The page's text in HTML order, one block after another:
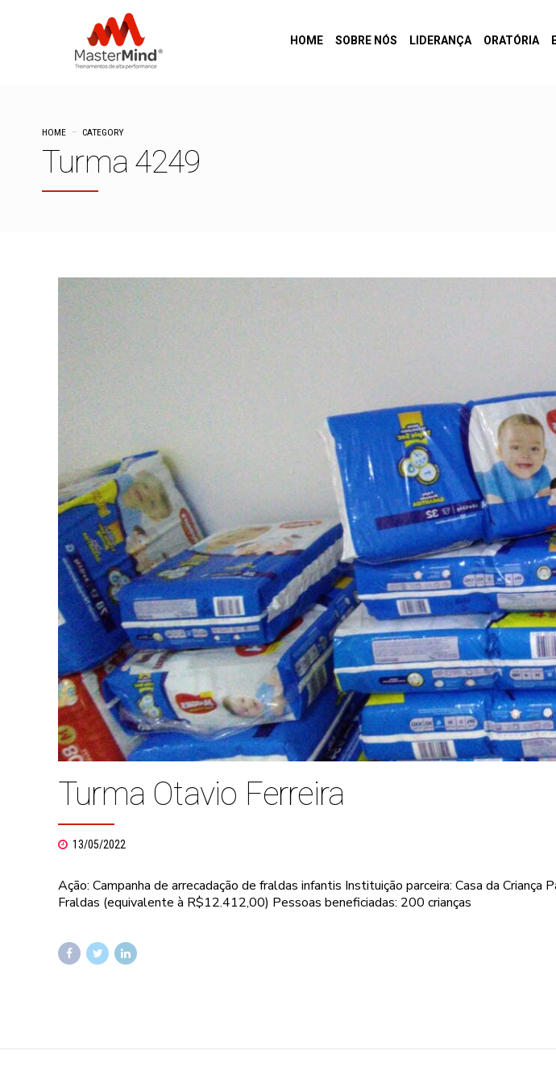
HOME SOBRE NÓS LIDERANÇA ORATÓRIA
HOME CATEGORY
Turma 4249
Turma Otavio Ferreira
13/05/2022
Ação: Campanha de arrecadação de fraldas infantis Instituição parceira: Casa da
Fraldas (equivalente à R$12.412,00) Pessoas beneficiadas: 200 crianças